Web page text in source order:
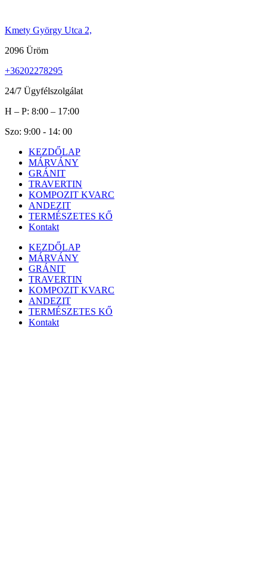
tartalomhoz
Kmety György Utca 2,
2096 Üröm
+36202278295
24/7 Ügyfélszolgálat
H – P: 8:00 – 17:00
Szo: 9:00 - 14: 00
KEZDŐLAP
MÁRVÁNY
GRÁNIT
TRAVERTIN
KOMPOZIT KVARC
ANDEZIT
TERMÉSZETES KŐ
Kontakt
KEZDŐLAP
MÁRVÁNY
GRÁNIT
TRAVERTIN
KOMPOZIT KVARC
ANDEZIT
TERMÉSZETES KŐ
Kontakt